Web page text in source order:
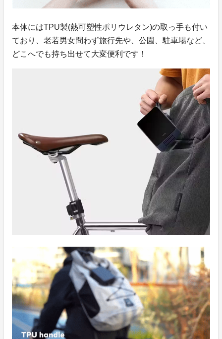
本体にはTPU製(熱可塑性ポリウレタン)の取っ手も付い
ており、老若男女問わず旅行先や、公園、駐車場など、
どこへでも持ち出せて大変便利です！